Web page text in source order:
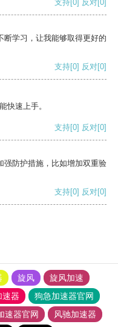
支持[0] 反对[0]
断学习，让我能够取得更好的
支持[0] 反对[0]
快速上手。
支持[0] 反对[0]
强防护措施，比如增加双重验
支持[0] 反对[0]
旋风
旋风加速
速器
狗急加速器官网
速器官网
风驰加速器